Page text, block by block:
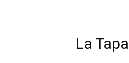
La Tapa